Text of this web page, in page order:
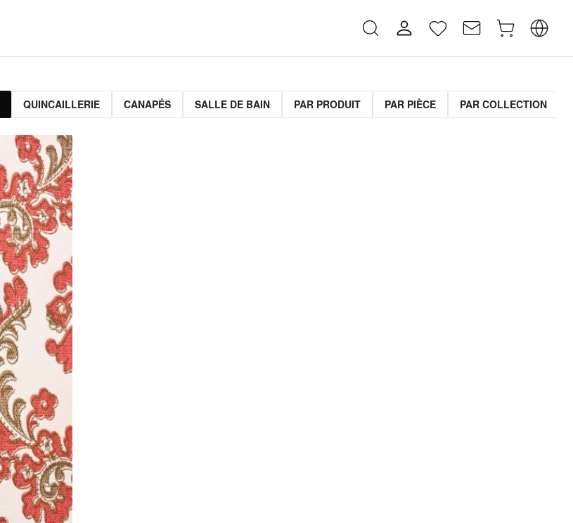
QUINCAILLERIE CANAPÉS SALLE DE BAIN PAR PRODUIT PAR PIÈCE PAR COLLECTION